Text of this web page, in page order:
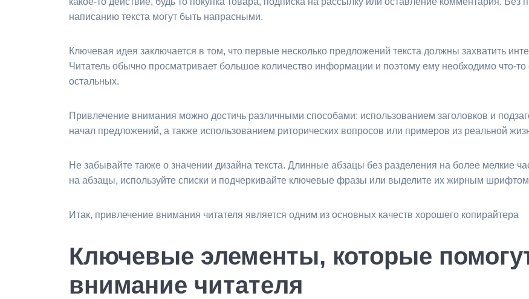
написанию текста могут быть напрасными.
Ключевая идея заключается в том, что первые несколько предложений текста должны захватить
Читатель обычно просматривает большое количество информации и поэтому ему необходимо что-то
остальных.
Привлечение внимания можно достичь различными способами: использованием заголовков и
начал предложений, а также использованием риторических вопросов или примеров из реальной
Не забывайте также о значении дизайна текста. Длинные абзацы без разделения на более мелкие
на абзацы, используйте списки и подчеркивайте ключевые фразы или выделите их жирным
Итак, привлечение внимания читателя является одним из основных качеств хорошего копирайтера
Ключевые элементы, которые
внимание читателя